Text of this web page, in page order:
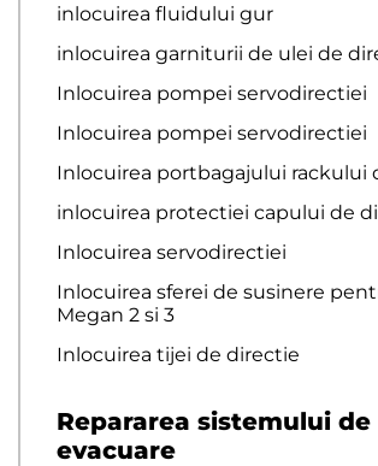
inlocuirea fluidului gur
inlocuirea garniturii de ulei de
Inlocuirea pompei servodirectiei
Inlocuirea pompei servodirectiei
Inlocuirea portbagajului rackului
inlocuirea protectiei capului de
Inlocuirea servodirectiei
Inlocuirea sferei de susinere
Megan 2 si 3
Inlocuirea tijei de directie
Repararea sistemului de
evacuare